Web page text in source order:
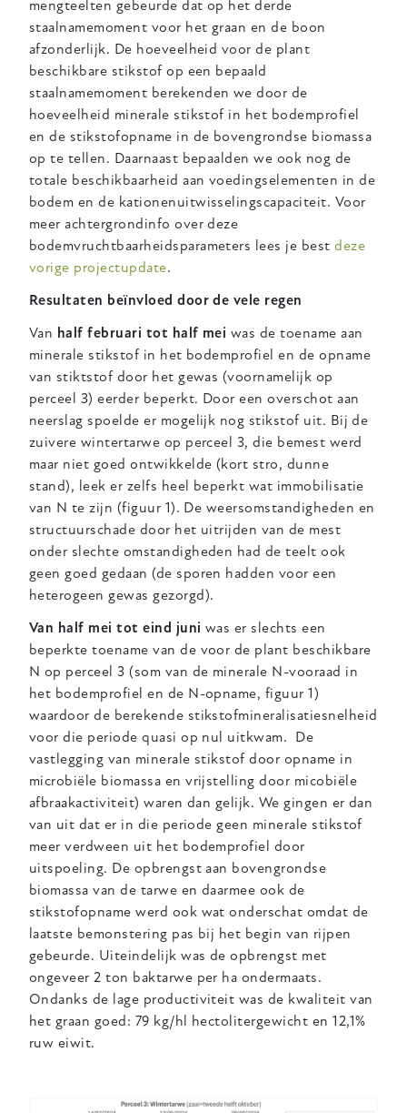
mengteelten gebeurde dat op het derde
staalnamemoment voor het graan en de boon
afzonderlijk. De hoeveelheid voor de plant
beschikbare stikstof op een bepaald
staalnamemoment berekenden we door de
hoeveelheid minerale stikstof in het bodemprofiel
en de stikstofopname in de bovengrondse biomassa
op te tellen. Daarnaast bepaalden we ook nog de
totale beschikbaarheid aan voedingselementen in de
bodem en de kationenuitwisselingscapaciteit. Voor
meer achtergrondinfo over deze
bodemvruchtbaarheidsparameters lees je bestdeze
vorige projectupdate.
Resultaten beïnvloed door de vele regen
Van half februari tot half mei was de toename aan
minerale stikstof in het bodemprofiel en de opname
van stiktstof door het gewas (voornamelijk op
perceel 3) eerder beperkt. Door een overschot aan
neerslag spoelde er mogelijk nog stikstof uit. Bij de
zuivere wintertarwe op perceel 3, die bemest werd
maar niet goed ontwikkelde (kort stro, dunne
stand), leek er zelfs heel beperkt wat immobilisatie
van N te zijn (figuur 1). De weersomstandigheden en
structuurschade door het uitrijden van de mest
onder slechte omstandigheden had de teelt ook
geen goed gedaan (de sporen hadden voor een
heterogeen gewas gezorgd).
Van half mei tot eind juni was er slechts een
beperkte toename van de voor de plant beschikbare
N op perceel 3 (som van de minerale N-vooraad in
het bodemprofiel en de N-opname, figuur 1)
waardoor de berekende stikstofmineralisatiesnelheid
voor die periode quasi op nul uitkwam. De
vastlegging van minerale stikstof door opname in
microbiële biomassa en vrijstelling door micobiële
afbraakactiviteit) waren dan gelijk. We gingen er dan
van uit dat er in die periode geen minerale stikstof
meer verdween uit het bodemprofiel door
uitspoeling. De opbrengst aan bovengrondse
biomassa van de tarwe en daarmee ook de
stikstofopname werd ook wat onderschat omdat de
laatste bemonstering pas bij het begin van rijpen
gebeurde. Uiteindelijk was de opbrengst met
ongeveer 2 ton baktarwe per ha ondermaats.
Ondanks de lage productiviteit was de kwaliteit van
het graan goed: 79 kg/hl hectolitergewicht en 12,1%
ruw eiwit.